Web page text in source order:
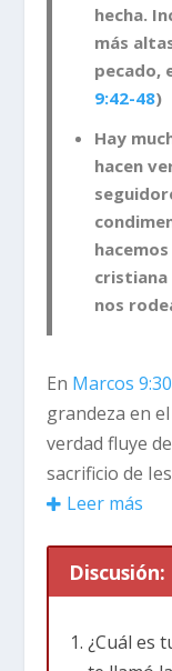
hecha.
más
pecado,
9:42-48)
Hay
hacen
cristiana
nos
En Marcos
grandeza en
verdad fluye
sacrificio de
¿Cuál crees
Para el
seguidores en
deportivo,
Leer más
Discusión:
¿Cuál es